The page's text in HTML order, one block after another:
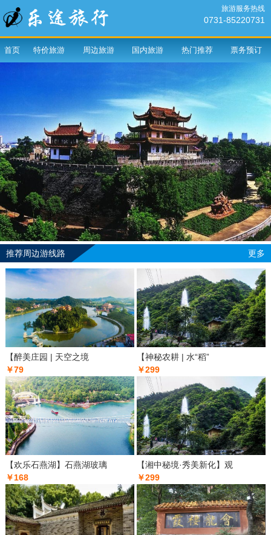
旅游服务热线
0731-85220731
首页 特价旅游 周边旅游 国内旅游 热门推荐 票务预订
推荐周边游线路 更多
【醉美庄园 | 天空之境
￥79
【神秘农耕 | 水“稻”
￥299
【欢乐石燕湖】石燕湖玻璃
￥168
【湘中秘境·秀美新化】观
￥299